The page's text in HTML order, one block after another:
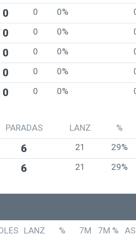
0 0 0%
0 0 0%
0 0 0%
0 0 0%
0 0 0%
PARADAS LANZ %
6 21 29%
6 21 29%
LANZ % 7M 7M %